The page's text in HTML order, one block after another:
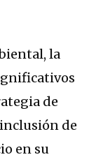
la
de
de
en su